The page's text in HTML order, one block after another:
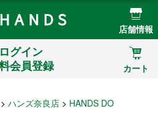
Hands ハンズ
店舗情報
ログイン
会員登録
カート
ハンズ奈良店 HANDS DO